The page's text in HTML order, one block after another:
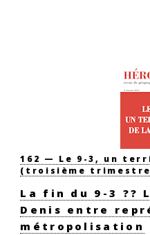
162 — Le 9-3, un
(troisième trimestre
La fin du 9-3 ??
Denis entre
métropolisation